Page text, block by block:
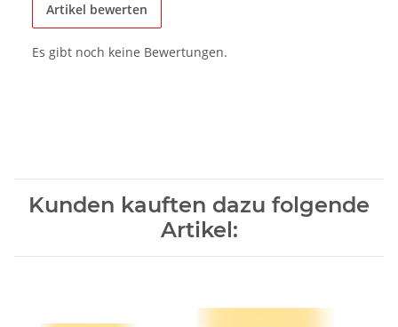
Artikel bewerten
Es gibt noch keine Bewertungen.
Kunden kauften dazu folgende
Artikel: